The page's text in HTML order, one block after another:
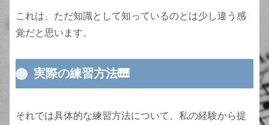
これは、ただ知識として知っているのとは少し違う感
覚だと思います。
実際の練習方法🎹
それでは具体的な練習方法について、私の経験から提